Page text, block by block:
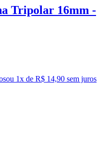
Tripolar 16mm -
ou 1x de R$ 14,90 sem juros